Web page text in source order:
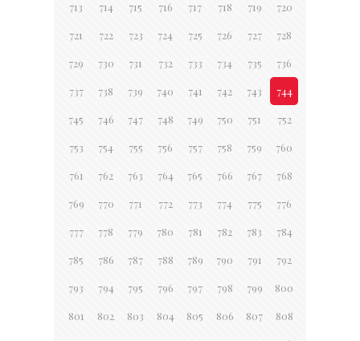
713 714 715 716 717 718 719 720
721 722 723 724 725 726 727 728
729 730 731 732 733 734 735 736
737 738 739 740 741 742 743 744
745 746 747 748 749 750 751 752
753 754 755 756 757 758 759 760
761 762 763 764 765 766 767 768
769 770 771 772 773 774 775 776
777 778 779 780 781 782 783 784
785 786 787 788 789 790 791 792
793 794 795 796 797 798 799 800
801 802 803 804 805 806 807 808